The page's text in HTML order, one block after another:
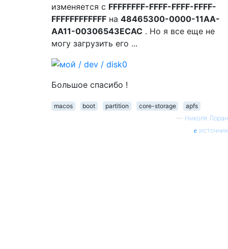
изменяется с FFFFFFFF-FFFF-FFFF-FFFF-
FFFFFFFFFFFF на 48465300-0000-11AA-
AA11-00306543ECAC . Но я все еще не
могу загрузить его ...
Большое спасибо !
macos boot partition core-storage
apfs
— Николя Лоран
источник